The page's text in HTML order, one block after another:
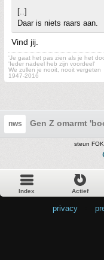
[..]
Daar is niets raars aan.
Vind jij.
'Je gaat het pas zien als je het
'Ieder nadeel heb zijn voordeel'
We zullen je nooit, nooit vergeten
1947-2016
nws Gen Z omarmt
steun
Index Actief
privacy